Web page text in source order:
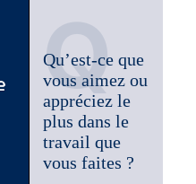
Q
Qu’est-ce que
vous aimez ou
appréciez le
plus dans le
travail que
vous faites ?